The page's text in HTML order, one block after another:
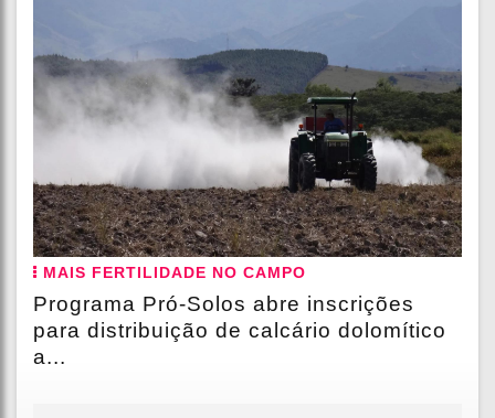
MAIS FERTILIDADE NO CAMPO
Programa Pró-Solos abre inscrições
para distribuição de calcário dolomítico
a...